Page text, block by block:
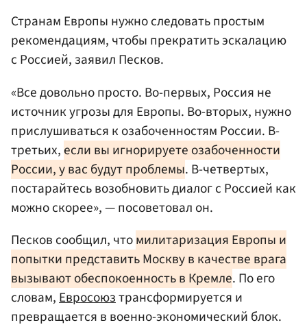
Странам Европы нужно следовать простым
рекомендациям, чтобы прекратить эскалацию
с Россией, заявил Песков.
«Все довольно просто. Во-первых, Россия не
источник угрозы для Европы. Во-вторых, нужно
прислушиваться к озабоченностям России. В-
третьих,если вы игнорируете озабоченности
России, у вас будут проблемы. В-четвертых,
постарайтесь возобновить диалог с Россией как
можно скорее», — посоветовал он.
Песков сообщил, чтомилитаризация Европы и
попытки представить Москву в качестве врага
вызывают обеспокоенность в Кремле. По его
словам,Евросоюзтрансформируется и
превращается в военно-экономический блок.